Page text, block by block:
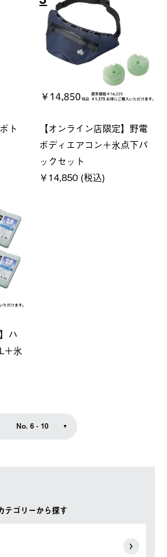
テゴリーから探す
ト
【オンライン店限定】野電
ボディエアコン＋氷点下パ
ックセット
￥14,850 (税込)
ハ
＋氷
No. 6 - 10